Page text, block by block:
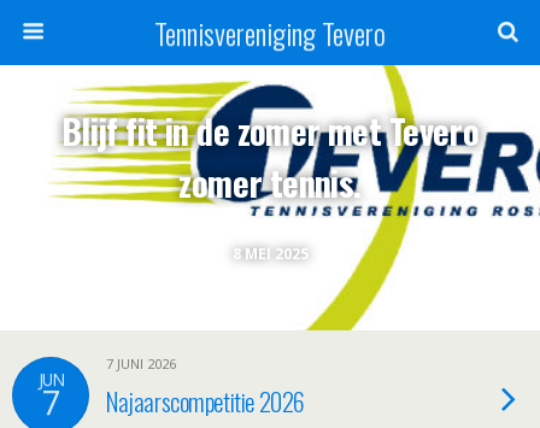
Tennisvereniging Tevero
8 MEI 2025
Blijf fit in de zomer met Tevero
zomer tennis.
JUN
7
7 JUNI 2026
Najaarscompetitie 2026